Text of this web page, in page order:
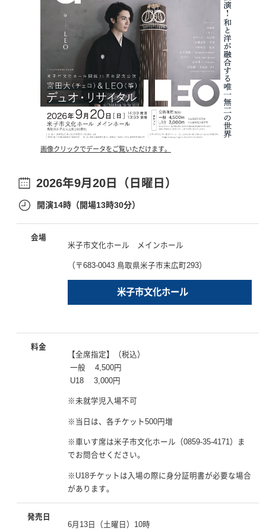
​画像クリックでデータをご覧いただけます。​
2026年9月20日（日曜日）
開演14時（開場13時30分）
会場
米子市文化ホール メインホール
（〒683-0043 鳥取県米子市末広町293）
米子市文化ホール
料金
【全席指定】（税込）
一般 4,500円
U18 3,000円
※未就学児入場不可
※当日は、各チケット500円増
※車いす席は米子市文化ホール（0859-35-4171）ま
でお問合せください。
※U18チケットは入場の際に身分証明書が必要な場合
があります。
発売日
6月13日（土曜日）10時